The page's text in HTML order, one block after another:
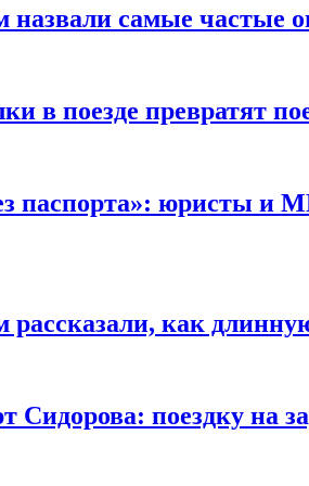
назвали самые частые
в поезде превратят
паспорта»: юристы и
рассказали, как
Сидорова: поездку на